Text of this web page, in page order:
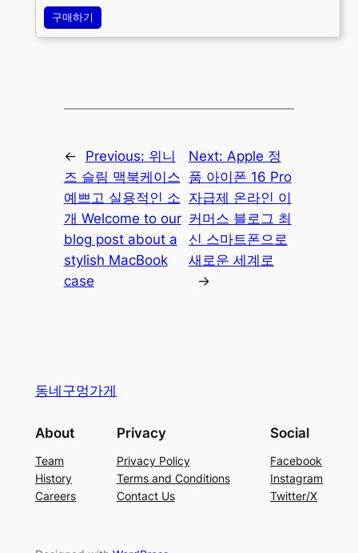
구매하기
← Previous: 위니
즈 슬림 맥북케이스
예쁘고 실용적인 소
개 Welcome to our
blog post about a
stylish MacBook
case
Next: Apple 정
품 아이폰 16 Pro
자급제 온라인 이
커머스 블로그 최
신 스마트폰으로
새로운 세계로
→
동네구멍가게
About
Team
History
Careers
Privacy
Privacy Policy
Terms and Conditions
Contact Us
Social
Facebook
Instagram
Twitter/X